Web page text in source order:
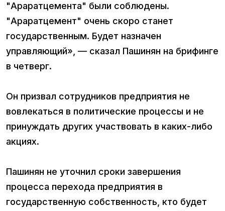
"Араратцемента" были соблюдены.
"Араратцемент" очень скоро станет
государственным. Будет назначен
управляющий», — сказал Пашинян на брифинге
в четверг.
Он призвал сотрудников предприятия не
вовлекаться в политические процессы и не
принуждать других участвовать в каких-либо
акциях.
Пашинян не уточнил сроки завершения
процесса перехода предприятия в
государственную собственность, кто будет